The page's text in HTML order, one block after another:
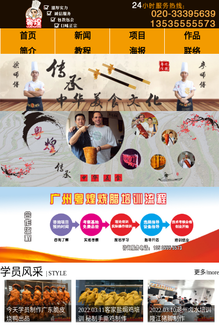
首页 新闻 项目
作品
简介
教程 海报 联络
学员风采 STYLE 更多/more
今天学员制作广东脆皮
烧鸭出品
2022.03.11客家盐焗鸡培
训 秘制手撕鸡制作
2022.03.10潮州卤水培训
隆江猪脚制作